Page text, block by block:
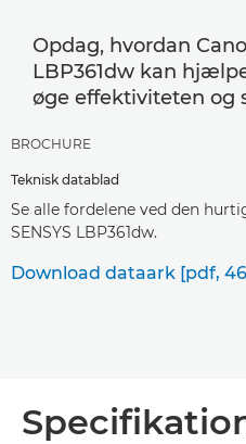
Opdag, hvordan
LBP361dw kan
øge effektiviteten og
BROCHURE
Teknisk datablad
Se alle fordelene ved den
SENSYS LBP361dw.
Download dataark [pdf,